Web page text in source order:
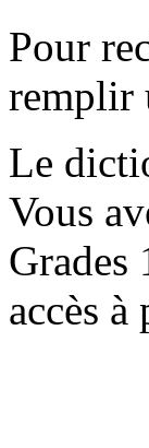
Pour
remplir
Le
Vous
Grades
accès